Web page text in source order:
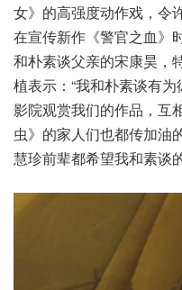
女》的高强度动作戏，令
在宣传新作《警官之血》
和朴素谈父亲的宋康昊，
植表示：“我和朴素谈有
影院观赏我们的作品，互
虫》的家人们也都传加油
慧珍前辈都希望我和素谈